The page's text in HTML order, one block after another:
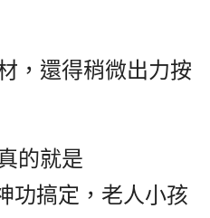
，還得稍微出力按
的就是
功搞定，老人小孩